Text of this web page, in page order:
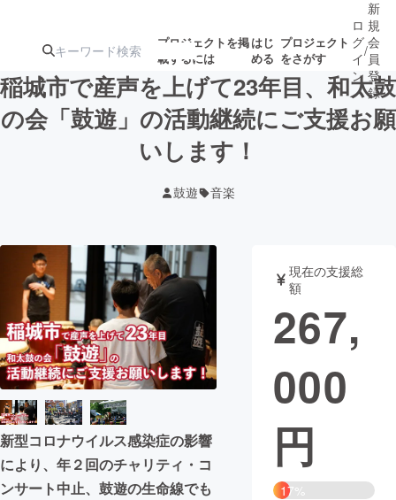
プロジェクトを掲
載するには
はじ
める
プロジェクト
をさがす
注目の新着プロ募集終了が近いプ
ロジェクト
テクノロジー・ガジェット
映像・映画 書籍・雑誌
ビジネス・起業 チャレンジ
まちづくり・地域活性化
CAMPFIRE for Social Good
CAMPFIRE Creation
ロ
グ
イ
ン
/
新
規
会
員
登
録
稲城市で産声を上げて23年目、和太鼓
の会「鼓遊」の活動継続にご支援お願
いします！
鼓遊 音楽
新型コロナウイルス感染症の影響
により、年２回のチャリティ・コ
ンサート中止、鼓遊の生命線でも
現在の支援総
額
267,
000
円
17%